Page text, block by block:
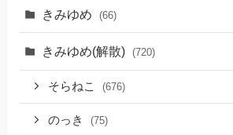
きみゆめ (66)
きみゆめ(解散) (720)
そらねこ (676)
のっき (75)